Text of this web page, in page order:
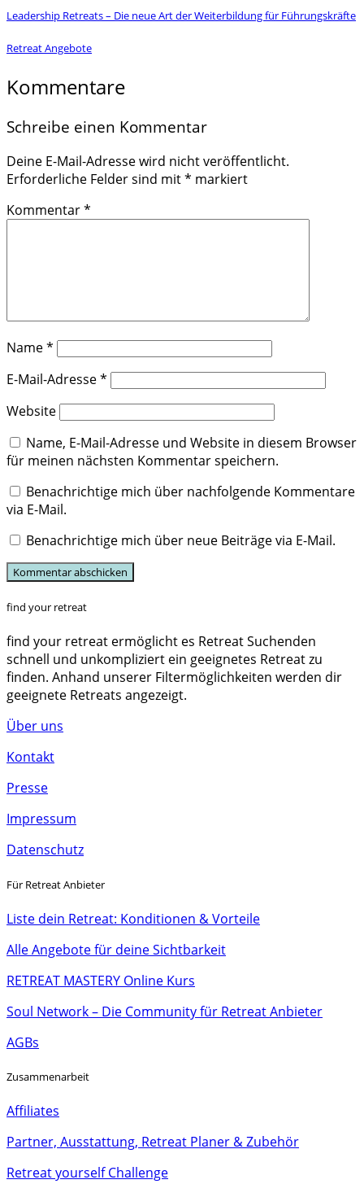
Leadership Retreats – Die neue Art der Weiterbildung für Führungskräfte
Retreat Angebote
Kommentare
Schreibe einen Kommentar
Deine E-Mail-Adresse wird nicht veröffentlicht.
Erforderliche Felder sind mit* markiert
Kommentar*
Name*
E-Mail-Adresse*
Website
Name, E-Mail-Adresse und Website in diesem Browser
für meinen nächsten Kommentar speichern.
Benachrichtige mich über nachfolgende Kommentare
via E-Mail.
Benachrichtige mich über neue Beiträge via E-Mail.
find your retreat
find your retreat ermöglicht es Retreat Suchenden
schnell und unkompliziert ein geeignetes Retreat zu
finden. Anhand unserer Filtermöglichkeiten werden dir
geeignete Retreats angezeigt.
Über uns
Kontakt
Presse
Impressum
Datenschutz
Für Retreat Anbieter
Liste dein Retreat: Konditionen & Vorteile
Alle Angebote für deine Sichtbarkeit
RETREAT MASTERY Online Kurs
Soul Network – Die Community für Retreat Anbieter
AGBs
Zusammenarbeit
Affiliates
Partner, Ausstattung, Retreat Planer & Zubehör
Retreat yourself Challenge